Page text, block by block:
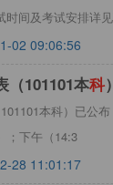
时间及考试安排详
02 09:06:56
（101101本科）
本科）已公
；下午（14:3
28 11:01:17